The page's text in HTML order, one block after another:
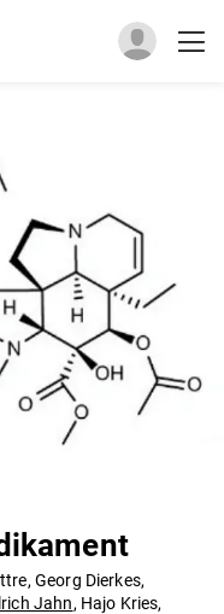
, Georg Dierkes,
Jahn, Hajo Kries,